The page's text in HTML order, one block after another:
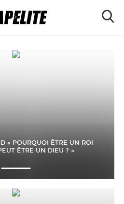
« POURQUOI ÊTRE UN ROI
ÊTRE UN DIEU ? »